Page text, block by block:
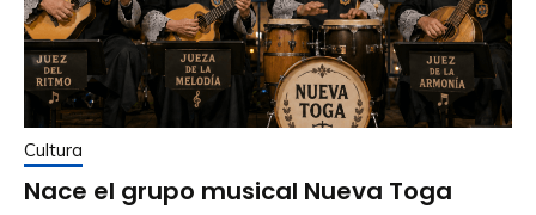
Cultura
Nace el grupo musical Nueva Toga